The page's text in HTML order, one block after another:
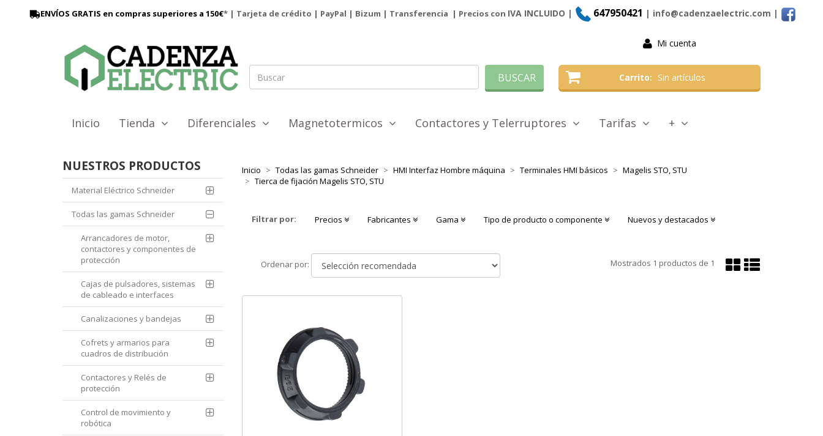
ENVÍOS GRATIS en compras superiores a 150€* | Tarjeta de crédito | PayPal | Bizum | Transferencia | Precios con IVA INCLUIDO | 647950421 | info@cadenzaelectric.com |
Mi cuenta
Carrito Sin artículos
BUSCAR
Inicio Tienda Diferenciales Magnetotermicos Contactores y Telerruptores Tarifas +
Inicio Todas las gamas Schneider HMI Interfaz Hombre máquina Terminales HMI básicos
Magelis STO, STU
Tierca de fijación Magelis STO, STU
Filtrar por: Precios Fabricantes Gama Tipo de producto o componente Nuevos y destacados
Ordenar por:
Ordenar
por
Mostrar
en
Mostrar
en
Mostrados 1 productos de 1
NUESTROS PRODUCTOS
Material Eléctrico Schneider
Todas las gamas Schneider
Arrancadores de motor,
contactores y componentes de
protección
Cajas de pulsadores, sistemas
de cableado e interfaces
Canalizaciones y bandejas
Cofrets y armarios para
cuadros de distribución
Contactores y Relés de
protección
Control de movimiento y
robótica